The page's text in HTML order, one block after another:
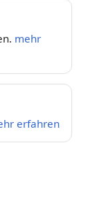
mehr
erfahren